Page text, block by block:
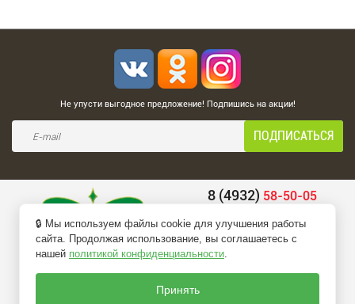
Не упусти выгодное предложение! Подпишись на акции!
8 (4932) 58-50-05
belio-info@mail.ru
🔒 Мы используем файлы cookie для улучшения работы
сайта. Продолжая использование, вы соглашаетесь с
нашей политикой конфиденциальности.
Принять